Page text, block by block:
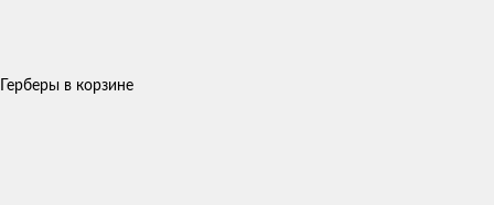
Герберы в корзине